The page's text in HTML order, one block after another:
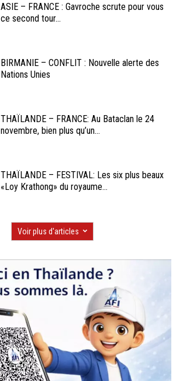
ASIE – FRANCE : Gavroche scrute pour vous
ce second tour...
BIRMANIE – CONFLIT : Nouvelle alerte des
Nations Unies
THAÏLANDE – FRANCE: Au Bataclan le 24
novembre, bien plus qu’un...
THAÏLANDE – FESTIVAL: Les six plus beaux
«Loy Krathong» du royaume...
Voir plus d'articles